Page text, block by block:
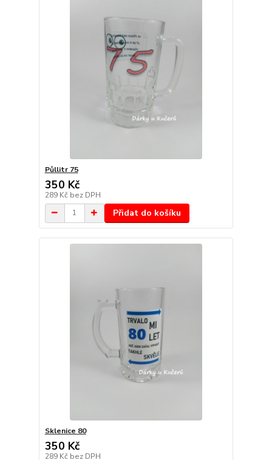
Půllitr 75
350 Kč
289 Kč bez DPH
Přidat do košíku
Sklenice 80
350 Kč
289 Kč bez DPH